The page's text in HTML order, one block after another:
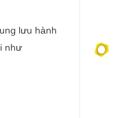
lưu hành
như